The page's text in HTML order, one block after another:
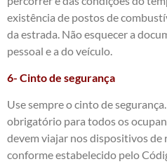
existência de postos de
da estrada. Não esquecer a
pessoal e a do veículo.
6- Cinto de segurança
Use sempre o cinto de
obrigatório para todos os
devem viajar nos dispositivos de
conforme estabelecido pelo